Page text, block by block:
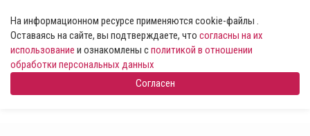
На информационном ресурсе применяются cookie-файлы .
Оставаясь на сайте, вы подтверждаете, что согласны на их
использование и ознакомлены сполитикой в отношении
обработки персональных данных
Согласен